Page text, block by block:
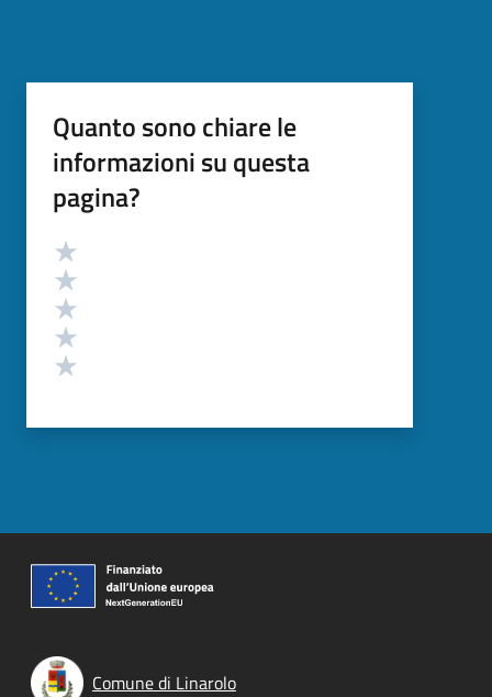
Quanto sono chiare le
informazioni su questa
pagina?
Valutazione
Comune di Linarolo